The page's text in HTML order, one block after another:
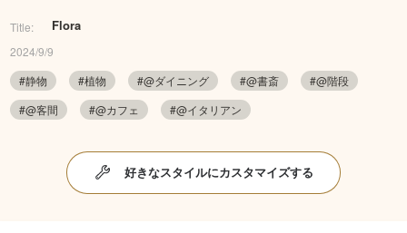
Title: Flora
2024/9/9
#静物
#植物 #@ダイニング #@書斎
#@階段
#@客間
#@カフェ #@イタリアン
好きなスタイルにカスタマイズする